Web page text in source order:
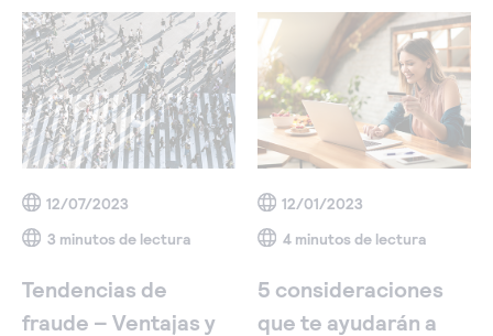
Tendencias de
fraude – Ventajas y
12/07/2023
3 minutos de lectura
5 consideraciones
que te ayudarán a
12/01/2023
4 minutos de lectura